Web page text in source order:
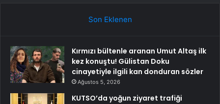
Son Eklenen
Kırmızı bültenle aranan Umut Altaş ilk
kez konuştu! Gülistan Doku
cinayetiyle ilgili kan donduran sözler
Ağustos 5, 2026
KUTSO’da yoğun ziyaret trafiği